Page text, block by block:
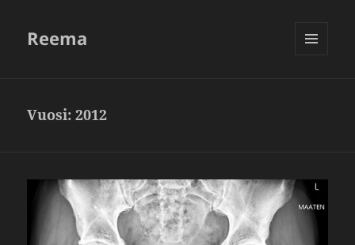
Reema
Vuosi:2012